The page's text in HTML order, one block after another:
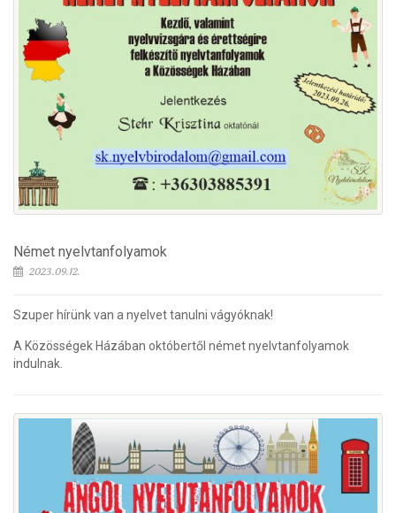
Német nyelvtanfolyamok
2023.09.12.
Szuper hírünk van a nyelvet tanulni vágyóknak!
A Közösségek Házában októbertől német nyelvtanfolyamok
indulnak.